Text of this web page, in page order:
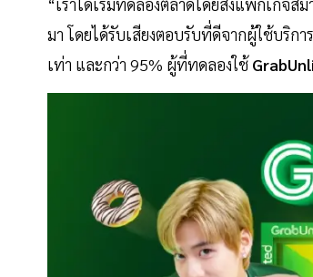
มา โดยได้รับเสียงตอบรับที่ดีจากผู้ใช้บริก
เท่า และกว่า 95% ผู้ที่ทดลองใช้